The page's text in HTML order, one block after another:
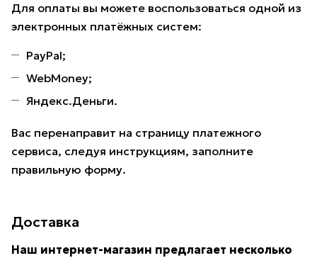
Для оплаты вы можете воспользоваться одной из
электронных платёжных систем:
PayPal;
WebMoney;
Яндекс.Деньги.
Вас перенаправит на страницу платежного
сервиса, следуя инструкциям, заполните
правильную форму.
Доставка
Наш интернет-магазин предлагает несколько